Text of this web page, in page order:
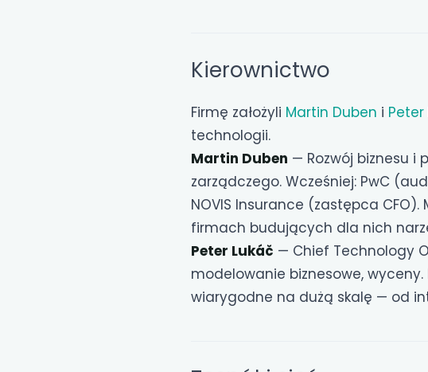
Kierownictwo
Firmę założyli Martin Duben i Peter
technologii.
Martin Duben — Rozwój biznesu i
zarządczego. Wcześniej: PwC
NOVIS Insurance (zastępca
firmach budujących dla nich
Peter Lukáč — Chief Technology
modelowanie biznesowe,
wiarygodne na dużą skalę — od